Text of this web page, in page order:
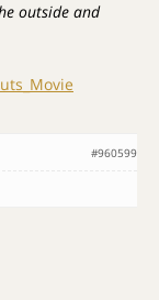
outside and
#960599